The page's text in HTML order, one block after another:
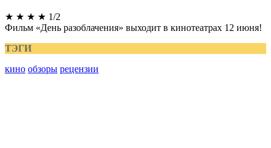
★ ★ ★ ★ 1/2
Фильм «День разоблачения» выходит в кинотеатрах 12 июня!
ТЭГИ
кино обзоры рецензии